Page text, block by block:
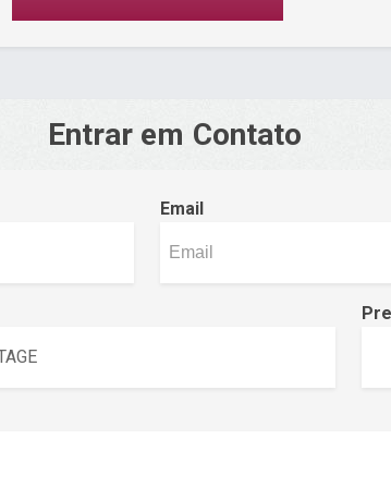
Entrar em Contato
Email